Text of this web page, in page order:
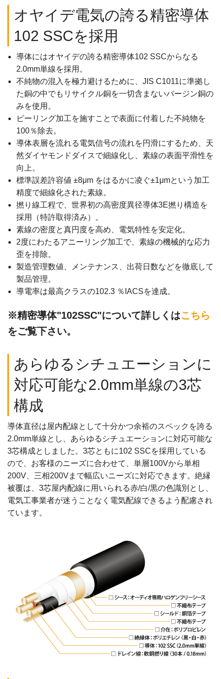
オヤイデ電気の誇る精密導体
102 SSCを採用
導体にはオヤイデの誇る精密導体102 SSCからなる
2.0mm単線を採用。
不純物の混入を極力避けるために、JIS C1011に準拠し
た銅の中でもリサイクル銅を一切含まないバージン銅の
みを使用。
ピーリング加工を施すことで表面に付着した不純物を
100％除去。
導体表層を流れる電気信号の流れを円滑にするため、天
然ダイヤモンドダイスで細線化し、素線の表面平滑性を
向上。
標準誤差許容値 ±8μm をはるかに凌ぐ±1μmという加工
精度で細線化された素線。
撚り線工程で、世界初の高密度異径導体3E撚り構造を
採用（特許取得済み）。
素線の密度と真円度を高め、電気特性を安定化。
2度にわたるアニーリング加工で、素線の機械的な応力
歪を排除。
製造管理数値、メンテナンス、出荷日数などを徹底して
製品管理。
導電率は最高クラスの102.3 ％IACSを達成。
※精密導体"102SSC"について詳しくはこちら
をご覧下さい。
あらゆるシチュエーションに
対応可能な2.0mm単線の3芯
構成
導体直径は屋内配線として十分かつ余裕のスペックを誇る
2.0mm単線とし、あらゆるシチュエーションに対応可能な
3芯構成としました。3芯ともに102 SSCを採用している
ので、お客様のニーズに合わせて、単層100Vから単相
200V、三相200Vまで幅広いニーズに対応できます。絶縁
被覆は、3芯屋内配線に用いられる赤/白/黒の色識別とし、
電気工事業者が迷うことなく電気配線できるよう配慮され
ています。